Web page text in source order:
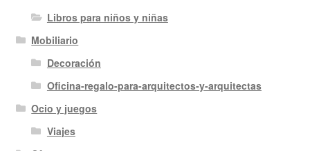
Libros para niños y niñas
Mobiliario
Decoración
Oficina-regalo-para-arquitectos-y-arquitectas
Ocio y juegos
Viajes